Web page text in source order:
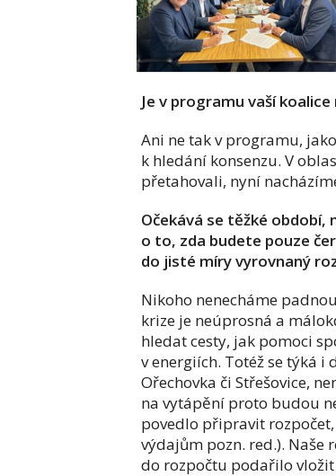
Je v programu vaší
Ani ne tak v programu,
k hledání konsenzu. V
přetahovali, nyní
Očekává se těžké
o to, zda budete pouze
do jisté míry vyrovnaný
Nikoho nenecháme
krize je neúprosná a
hledat cesty, jak pomoci
v energiích. Totéž se týká
Ořechovka či Střešovice,
na vytápění proto budou
povedlo připravit
výdajům pozn. red.). Naše
do rozpočtu podařilo